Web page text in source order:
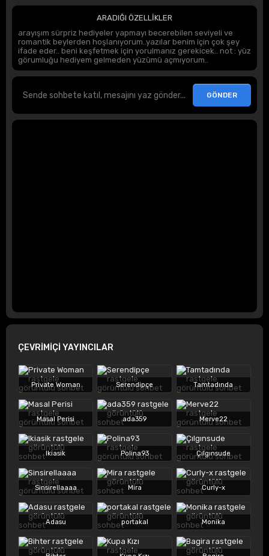
ARADIĞI ÖZELLİKLER
arayışım sürpriz hediyeler yapmayı becerebilen seviyeli ve
romantik beylerden hoşlanıyorum..yazılar benim için çok şey
ifade eder.. beni keşfetmek için yorulmanız gerekicek.. not : yüz
görumluğu hediyem gelmeden yüzümü açmıyorum..
ÇEVRİMİÇİ YAYINCILAR
Private Woman Serendipçe Tamtadında
Masal Perisi ada359 Merve22
Ikiasik Polina93 Çılgınsude
Sinsirellaaaa Mira Curly-x
Adasu portakal Monika